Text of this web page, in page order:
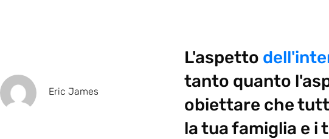
Eric James
L'aspetto
tanto quanto
obiettare che
la tua famiglia e i